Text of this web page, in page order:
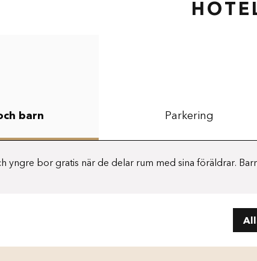
barn Parkering
yngre bor gratis när de delar rum med sina föräldrar.